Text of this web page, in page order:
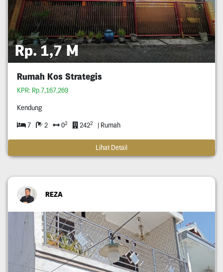
Rp. 1,7 M
Rumah Kos Strategis
KPR: Rp.7,167,269
Kendung
7 2 02 2422 | Rumah
Lihat Detail
REZA